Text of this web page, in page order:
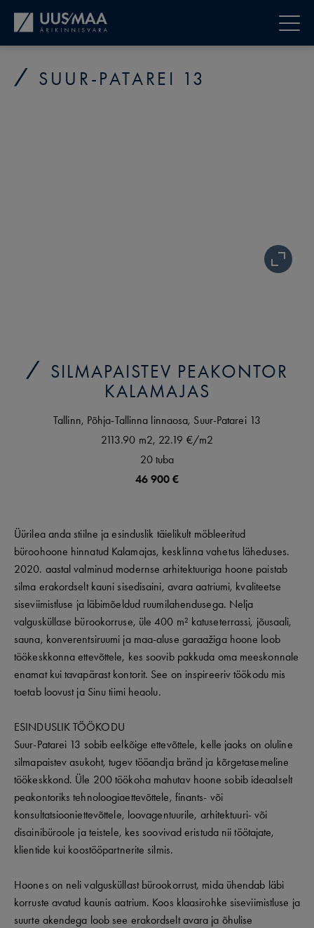
SUUR-PATAREI 13
SILMAPAISTEV PEAKONTOR
KALAMAJAS
Tallinn, Põhja-Tallinna linnaosa, Suur-Patarei 13
2113.90 m2, 22.19 €/m2
20tuba
46 900 €
Üürilea anda stiilne ja esinduslik täielikult möbleeritud
büroohoone hinnatud Kalamajas, kesklinna vahetus läheduses.
2020. aastal valminud modernse arhitektuuriga hoone paistab
silma erakordselt kauni sisedisaini, avara aatriumi, kvaliteetse
siseviimistluse ja läbimõeldud ruumilahendusega. Nelja
valgusküllase bürookorruse, üle 400 m² katuseterrassi, jõusaali,
sauna, konverentsiruumi ja maa-aluse garaažiga hoone loob
töökeskkonna ettevõttele, kes soovib pakkuda oma meeskonnale
enamat kui tavapärast kontorit. See on inspireeriv töökodu mis
toetab loovust ja Sinu tiimi heaolu.
ESINDUSLIK TÖÖKODU
Suur-Patarei 13 sobib eelkõige ettevõttele, kelle jaoks on oluline
silmapaistev asukoht, tugev tööandja bränd ja kõrgetasemeline
töökeskkond. Üle 200 töökoha mahutav hoone sobib ideaalselt
peakontoriks tehnoloogiaettevõttele, finants- või
konsultatsiooniettevõttele, loovagentuurile, arhitektuuri- või
disainibüroole ja teistele, kes soovivad eristuda nii töötajate,
klientide kui koostööpartnerite silmis.
Hoones on neli valgusküllast bürookorrust, mida ühendab läbi
korruste avatud kaunis aatrium. Koos klaasirohke siseviimistluse ja
suurte akendega loob see erakordselt avara ja õhulise